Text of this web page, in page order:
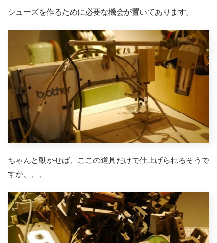
シューズを作るために必要な機会が置いてあります。
ちゃんと動かせば、ここの道具だけで仕上げられるそうで
すが、、、